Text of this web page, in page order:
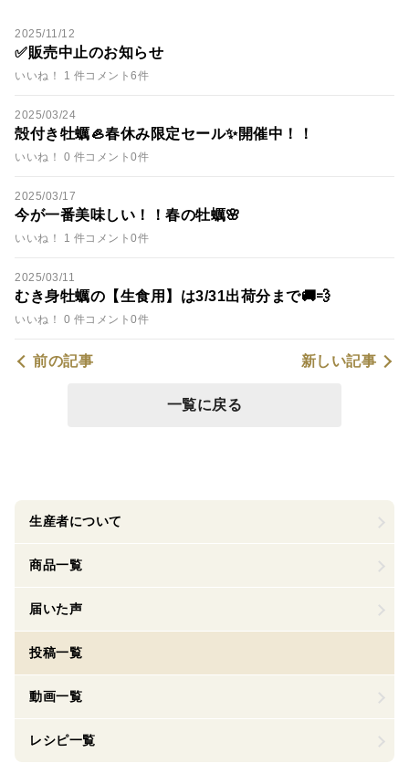
2025/11/12
✅販売中止のお知らせ
いいね！ 1 件コメント6件
2025/03/24
殻付き牡蠣🦪春休み限定セール✨開催中！！
いいね！ 0 件コメント0件
2025/03/17
今が一番美味しい！！春の牡蠣🌸
いいね！ 1 件コメント0件
2025/03/11
むき身牡蠣の【生食用】は3/31出荷分まで🚚💨
いいね！ 0 件コメント0件
前の記事 新しい記事
一覧に戻る
生産者について
商品一覧
届いた声
投稿一覧
動画一覧
レシピ一覧